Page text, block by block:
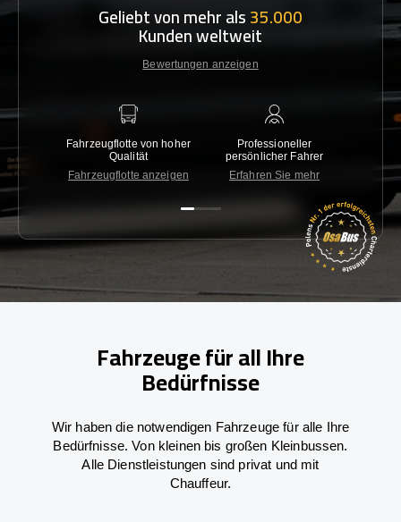
Geliebt von mehr als35.000
Kunden weltweit
Bewertungen anzeigen
Fahrzeugflotte von hoher
Qualität
Fahrzeugflotte anzeigen
Professioneller
persönlicher Fahrer
Erfahren Sie mehr
Fahrzeuge für all Ihre
Bedürfnisse
Wir haben die notwendigen Fahrzeuge für alle Ihre
Bedürfnisse. Von kleinen bis großen Kleinbussen.
Alle Dienstleistungen sind privat und mit
Chauffeur.